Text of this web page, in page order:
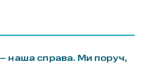
наша справа. Ми поруч,